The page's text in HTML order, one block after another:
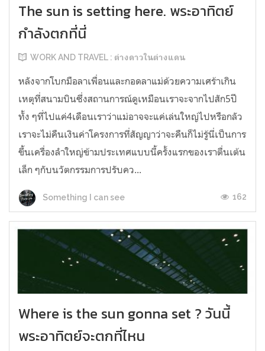
The sun is setting here. พระอาทิตย์
กำลังตกที่นี่
WORK AND TRAVEL : ต่างดาวในต่างแดน
หลังจากโบกมือลาเพื่อนและกอดลาแม่ด้วยความเศร้าเกิน
เหตุที่สนามบินซึ่งสถานการณ์ดูเหมือนเราจะจากไปสัก5ปี
ทั้ง ๆที่ไปแค่4เดือนเราว่าแม่อาจจะแค่เล่นใหญ่ไปหรือกลัว
เราจะไม่คืนเงินค่าโครงการที่สัญญาว่าจะคืนก็ไม่รู้นี่เป็นการ
ขึ้นเครื่องลำใหญ่ข้ามประเทศแบบนี้ครั้งแรกของเราตื่นเต้น
เล็ก ๆกับนวัตกรรมการปรับคว...
Something I can see 162
Where is the sun gonna set ? วันนี้
พระอาทิตย์จะตกที่ไหน